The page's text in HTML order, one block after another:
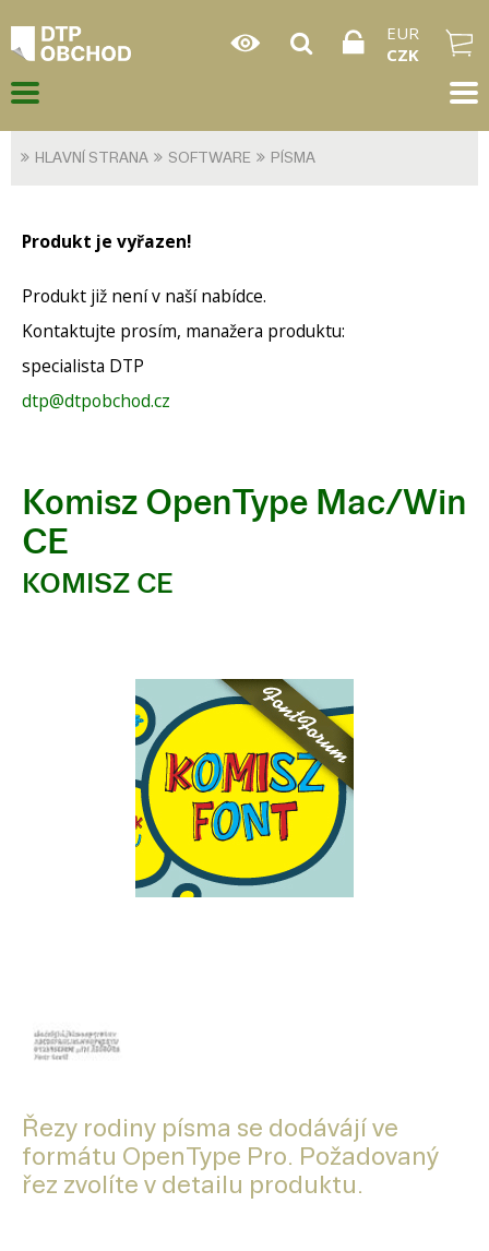
EUR
CZK
HLAVNÍ STRANA SOFTWARE PÍSMA
Produkt je vyřazen!
Produkt již není v naší nabídce.
Kontaktujte prosím, manažera produktu:
specialista DTP
dtp@dtpobchod.cz
Komisz OpenType Mac/Win
CE
KOMISZ CE
Řezy rodiny písma se dodávájí ve
formátu OpenType Pro. Požadovaný
řez zvolíte v detailu produktu.